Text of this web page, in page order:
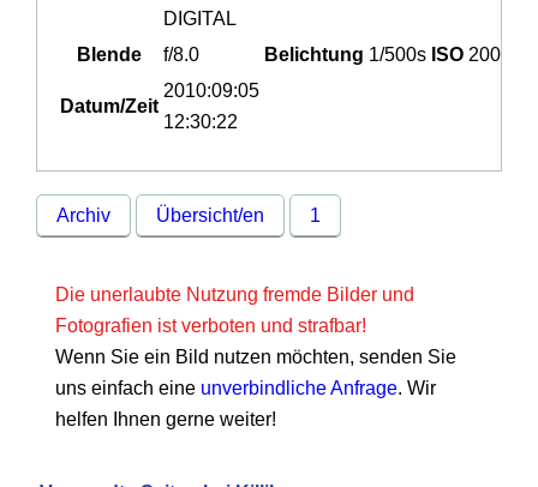
DIGITAL
Blende
f/8.0 Belichtung 1/500s ISO 200
Datum/Zeit
2010:09:05
12:30:22
Archiv Übersicht/en 1
Die unerlaubte Nutzung fremde Bilder und
Fotografien ist verboten und strafbar!
Wenn Sie ein Bild nutzen möchten, senden Sie
uns einfach eine unverbindliche Anfrage. Wir
helfen Ihnen gerne weiter!